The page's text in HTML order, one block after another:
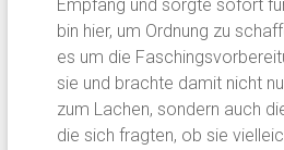
Empfang und sorgte sofort
bin hier, um Ordnung zu
es um die
sie und brachte damit nicht
zum Lachen, sondern auch
die sich fragten, ob sie